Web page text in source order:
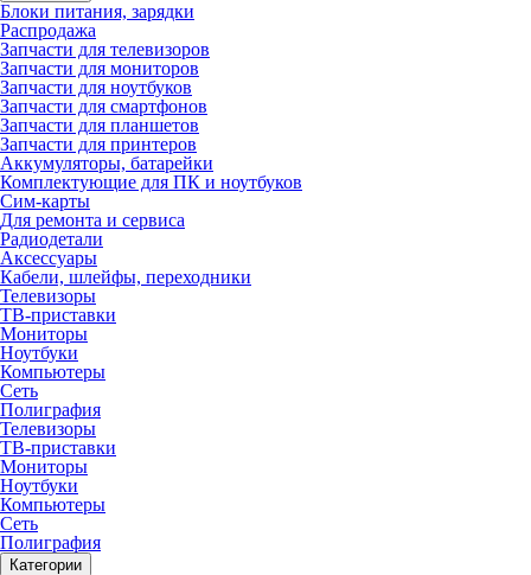
Блоки питания, зарядки
Распродажа
Запчасти для телевизоров
Запчасти для мониторов
Запчасти для ноутбуков
Запчасти для смартфонов
Запчасти для планшетов
Запчасти для принтеров
Аккумуляторы, батарейки
Комплектующие для ПК и ноутбуков
Сим-карты
Для ремонта и сервиса
Радиодетали
Аксессуары
Кабели, шлейфы, переходники
Телевизоры
ТВ-приставки
Мониторы
Ноутбуки
Компьютеры
Сеть
Полиграфия
Телевизоры
ТВ-приставки
Мониторы
Ноутбуки
Компьютеры
Сеть
Полиграфия
Категории